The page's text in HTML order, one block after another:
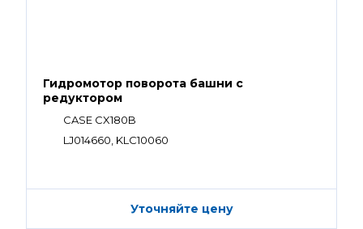
Гидромотор поворота башни с
редуктором
CASE CX180B
LJ014660, KLC10060
Уточняйте цену